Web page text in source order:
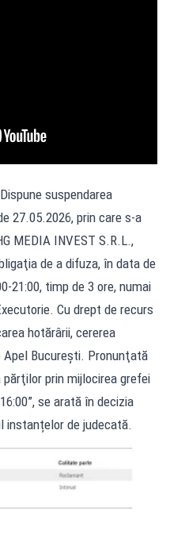
suspendarea
27.05.2026, prin care s-a
MEDIA INVEST S.R.L.,
de a difuza, în data de
21:00, timp de 3 ore, numai
Cu drept de recurs
hotărârii, cererea
Apel Bucureşti. Pronunţată
prin mijlocirea grefei
se arată în decizia
instanțelor de judecată.